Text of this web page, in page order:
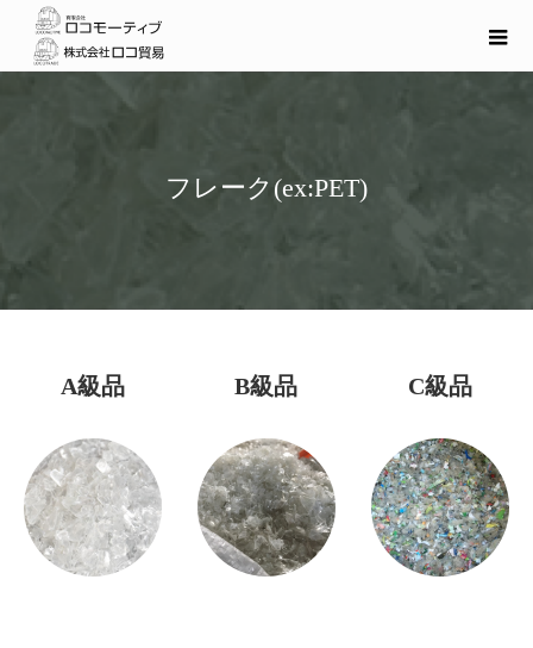
フレーク(ex:PET)
A級品 B級品 C級品